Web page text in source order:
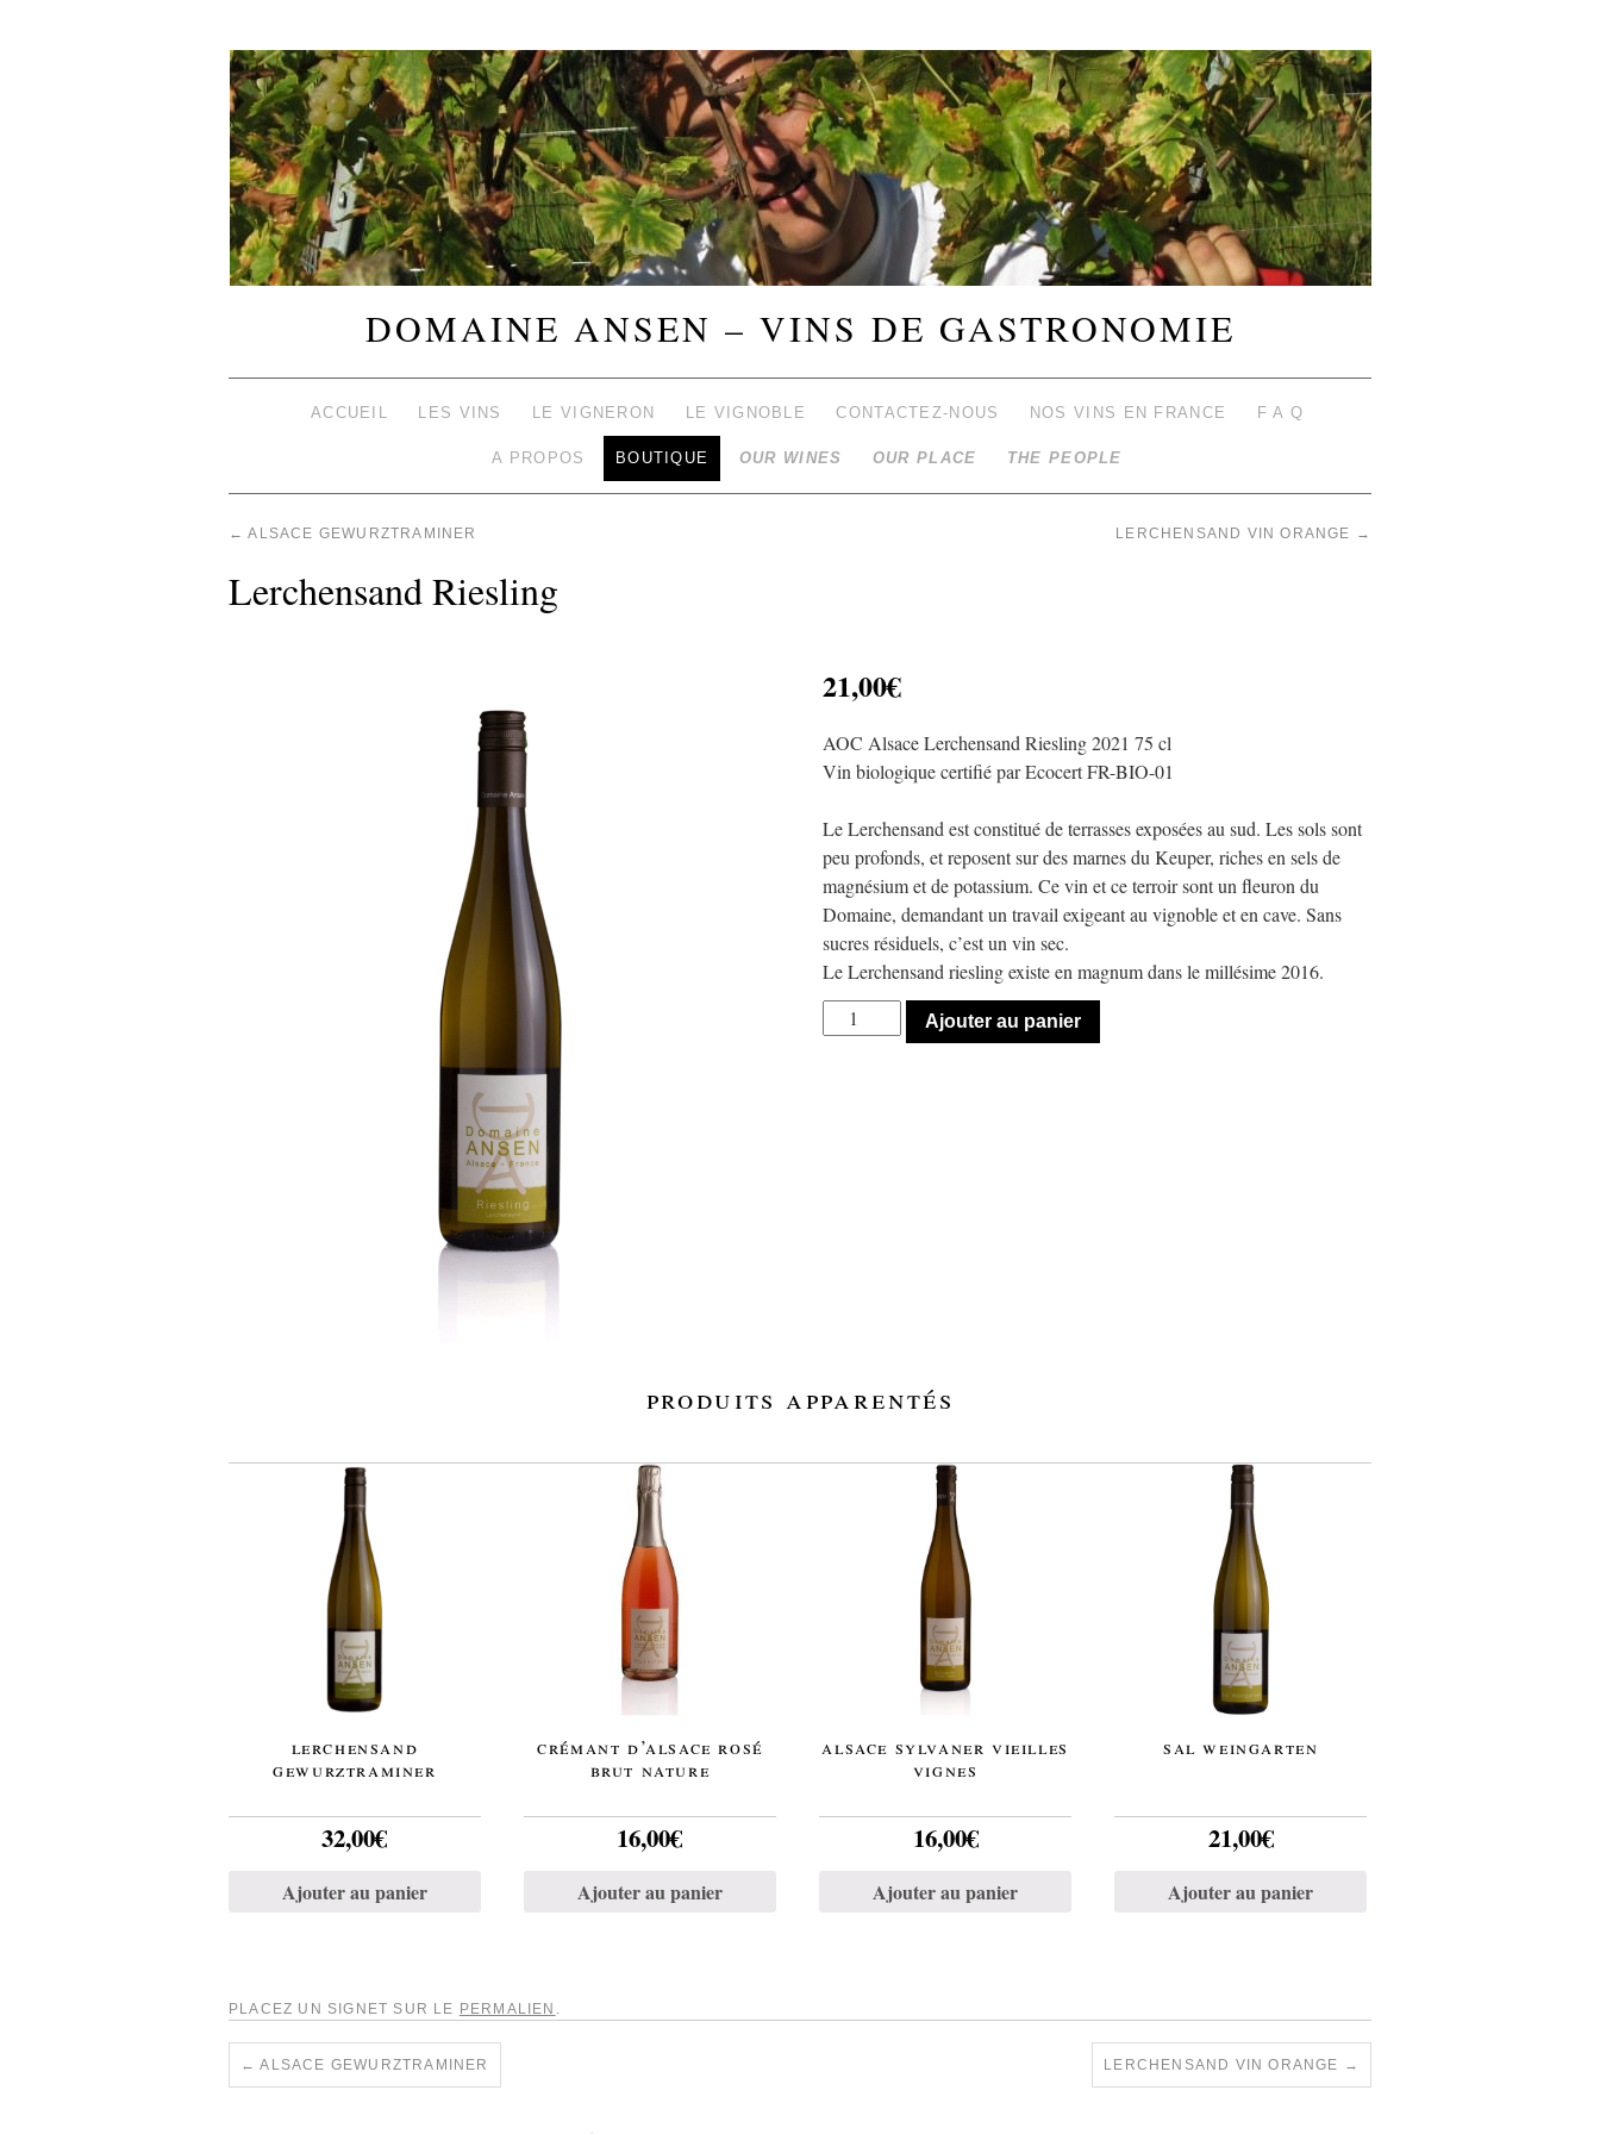
DOMAINE ANSEN – VINS DE GASTRONOMIE
ACCUEIL LES VINS LE VIGNERON LE VIGNOBLE CONTACTEZ-NOUS NOS VINS EN FRANCE F A Q
A PROPOS BOUTIQUE OUR WINES OUR PLACE THE PEOPLE
← ALSACE GEWURZTRAMINER LERCHENSAND VIN ORANGE →
Lerchensand Riesling
21,00€
AOC Alsace Lerchensand Riesling 2021 75 cl
Vin biologique certifié par Ecocert FR-BIO-01
Le Lerchensand est constitué de terrasses exposées au sud. Les sols sont
peu profonds, et reposent sur des marnes du Keuper, riches en sels de
magnésium et de potassium. Ce vin et ce terroir sont un fleuron du
Domaine, demandant un travail exigeant au vignoble et en cave. Sans
sucres résiduels, c’est un vin sec.
Le Lerchensand riesling existe en magnum dans le millésime 2016.
Ajouter au panier
produits apparentés
lerchensand
gewurztraminer
32,00€
Ajouter au panier
crémant d’alsace rosé
brut nature
16,00€
Ajouter au panier
alsace sylvaner vieilles
vignes
16,00€
Ajouter au panier
sal weingarten
21,00€
Ajouter au panier
PLACEZ UN SIGNET SUR LE PERMALIEN .
← ALSACE GEWURZTRAMINER LERCHENSAND VIN ORANGE →